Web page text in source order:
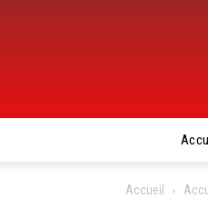
Accueil